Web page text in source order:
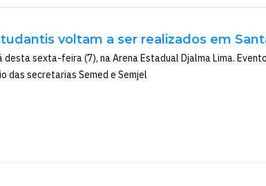
voltam a ser realizados em
sexta-feira (7), na Arena Estadual Djalma Lima.
das secretarias Semed e Semjel